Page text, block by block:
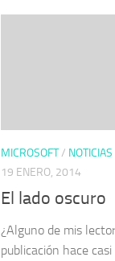
MICROSOFT/ NOTICIAS
19 ENERO, 2014
El lado oscuro
¿Alguno de mis
publicación hace